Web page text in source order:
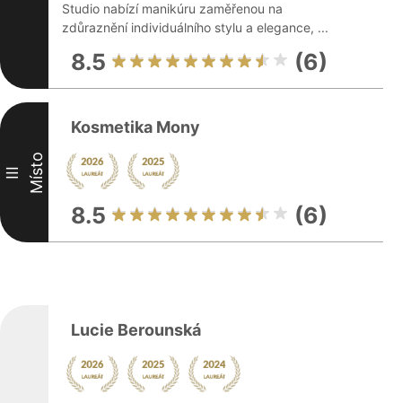
Studio nabízí manikúru zaměřenou na
zdůraznění individuálního stylu a elegance, ...
8.5 (6)
III Místo
Kosmetika Mony
8.5 (6)
Lucie Berounská